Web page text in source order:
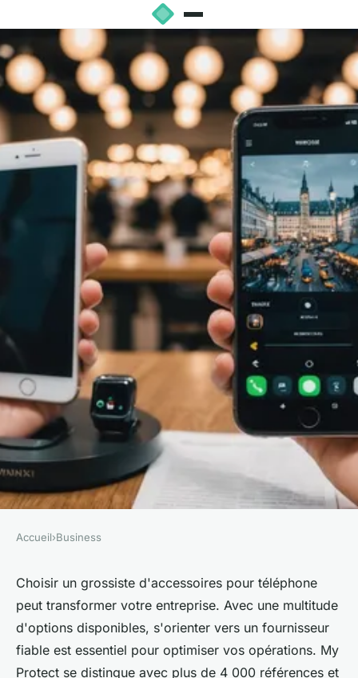
Choisissez le grossiste
accessoires téléphone qui
propulse vos affaires
Accueil›Business
Choisir un grossiste d'accessoires pour téléphone
peut transformer votre entreprise. Avec une multitude
d'options disponibles, s'orienter vers un fournisseur
fiable est essentiel pour optimiser vos opérations. My
Protect se distingue avec plus de 4 000 références et